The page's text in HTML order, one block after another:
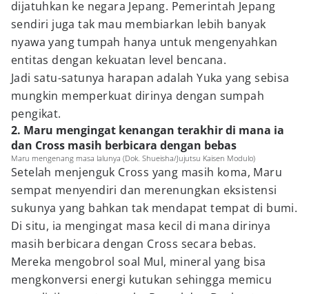
dijatuhkan ke negara Jepang. Pemerintah Jepang
sendiri juga tak mau membiarkan lebih banyak
nyawa yang tumpah hanya untuk mengenyahkan
entitas dengan kekuatan level bencana.
Jadi satu-satunya harapan adalah Yuka yang sebisa
mungkin memperkuat dirinya dengan sumpah
pengikat.
2. Maru mengingat kenangan terakhir di mana ia
dan Cross masih berbicara dengan bebas
Maru mengenang masa lalunya (Dok. Shueisha/Jujutsu Kaisen Modulo)
Setelah menjenguk Cross yang masih koma, Maru
sempat menyendiri dan merenungkan eksistensi
sukunya yang bahkan tak mendapat tempat di bumi.
Di situ, ia mengingat masa kecil di mana dirinya
masih berbicara dengan Cross secara bebas.
Mereka mengobrol soal Mul, mineral yang bisa
mengkonversi energi kutukan sehingga memicu